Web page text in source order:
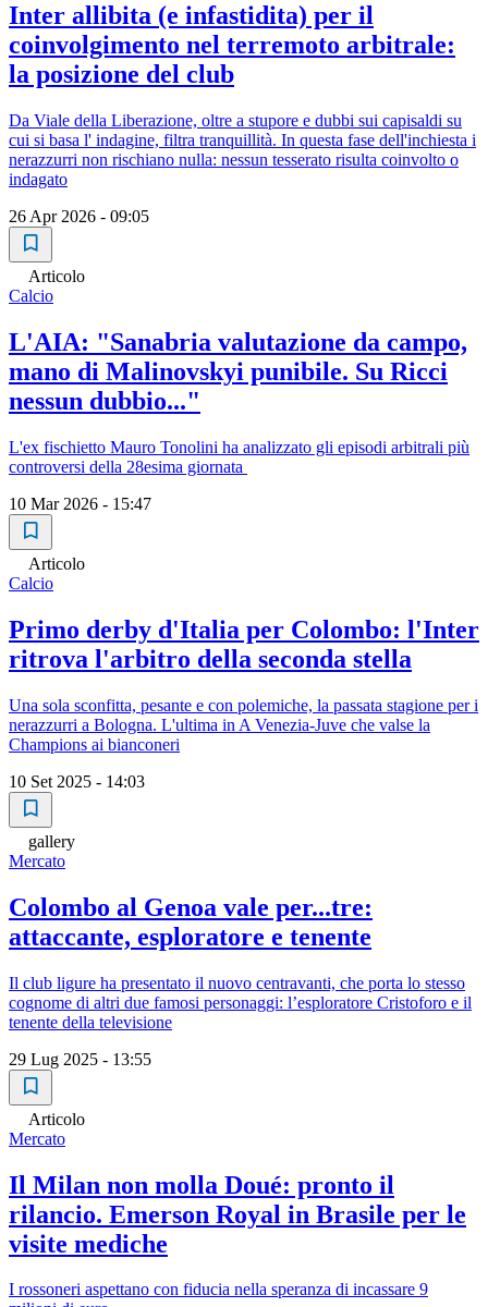
Inter allibita (e infastidita) per il
coinvolgimento nel terremoto arbitrale:
la posizione del club
Da Viale della Liberazione, oltre a stupore e dubbi sui capisaldi su
cui si basa l' indagine, filtra tranquillità. In questa fase dell'inchiesta i
nerazzurri non rischiano nulla: nessun tesserato risulta coinvolto o
indagato
26 Apr 2026 - 09:05
Articolo
Calcio
L'AIA: "Sanabria valutazione da campo,
mano di Malinovskyi punibile. Su Ricci
nessun dubbio..."
L'ex fischietto Mauro Tonolini ha analizzato gli episodi arbitrali più
controversi della 28esima giornata
10 Mar 2026 - 15:47
Articolo
Calcio
Primo derby d'Italia per Colombo: l'Inter
ritrova l'arbitro della seconda stella
Una sola sconfitta, pesante e con polemiche, la passata stagione per i
nerazzurri a Bologna. L'ultima in A Venezia-Juve che valse la
Champions ai bianconeri
10 Set 2025 - 14:03
gallery
Mercato
Colombo al Genoa vale per...tre:
attaccante, esploratore e tenente
Il club ligure ha presentato il nuovo centravanti, che porta lo stesso
cognome di altri due famosi personaggi: l’esploratore Cristoforo e il
tenente della televisione
29 Lug 2025 - 13:55
Articolo
Mercato
Il Milan non molla Doué: pronto il
rilancio. Emerson Royal in Brasile per le
visite mediche
I rossoneri aspettano con fiducia nella speranza di incassare 9